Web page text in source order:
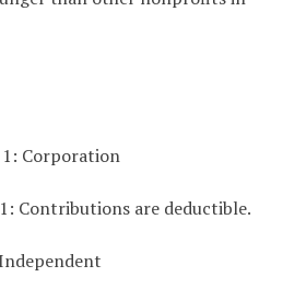
1: Corporation
Contributions are deductible.